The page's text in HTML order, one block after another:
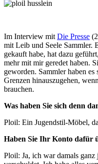
Im Interview mit Die Presse
mit Leib und Seele Sammler.
gekauft habe, hat dazu
mehr mit mir geredet haben.
geworden. Sammler haben
Grenzen hinauszugehen,
brauchen.
Was haben Sie sich denn
Ploil: Ein Jugendstil-Möbel,
Haben Sie Ihr Konto dafür
Ploil: Ja, ich war damals